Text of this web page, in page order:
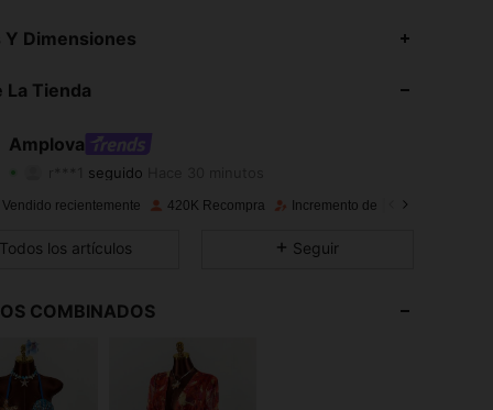
Y Dimensiones
La Tienda
Amplova
seguidoHace 30 minutos
4.81 Calificación 3.3K
4.81 3.3K
4.81 3.3K
Vendido recientemente 420K Recompra Incremento de seguidores de
Todos los artículos Seguir
COMBINADOS